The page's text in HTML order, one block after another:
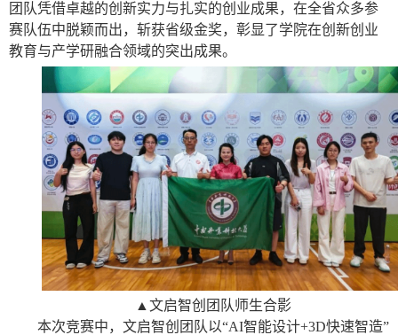
团队凭借卓越的创新实力与扎实的创业成果，在全省众多参
赛队伍中脱颖而出，斩获省级金奖，彰显了学院在创新创业
教育与产学研融合领域的突出成果。
▲文启智创团队师生合影
本次竞赛中，文启智创团队以“AI智能设计+3D快速智造”